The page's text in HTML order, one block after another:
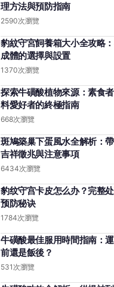
理方法與預防指南
2590次瀏覽
豹紋守宮飼養箱大小全攻略
成體的選擇與設置
1370次瀏覽
探索牛磺酸植物來源：素食
料愛好者的終極指南
668次瀏覽
斑鳩築巢下蛋風水全解析：
吉祥徵兆與注意事項
6434次瀏覽
豹纹守宫卡皮怎么办？完整
预防秘诀
1784次瀏覽
牛磺酸最佳服用時間指南：
前還是飯後？
531次瀏覽